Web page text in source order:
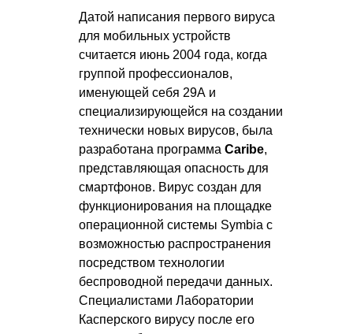
Датой написания первого вируса
для мобильных устройств
считается июнь 2004 года, когда
группой профессионалов,
именующей себя 29А и
специализирующейся на создании
технически новых вирусов, была
разработана программа Caribe,
представляющая опасность для
смартфонов. Вирус создан для
функционирования на площадке
операционной системы Symbia с
возможностью распространения
посредством технологии
беспроводной передачи данных.
Специалистами Лаборатории
Касперского вирусу после его